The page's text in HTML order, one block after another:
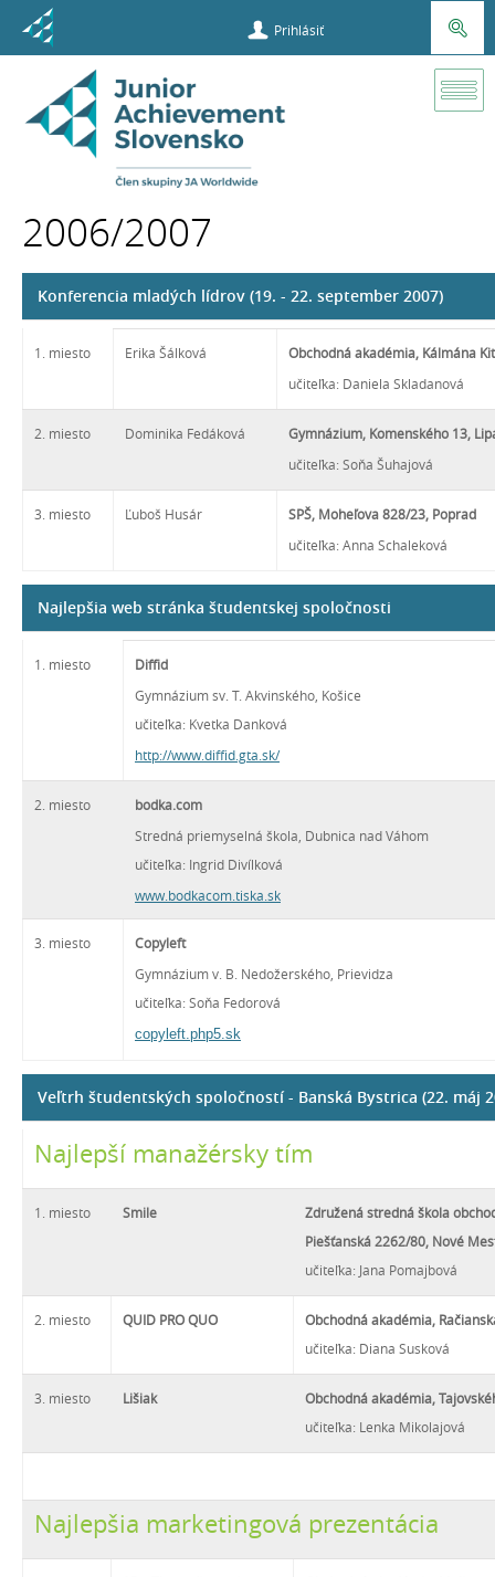
Prihlásiť
2006/2007
2006/2007
Konferencia mladých lídrov (19. - 22. september 2007)
1. miesto Erika Šálková
Obchodná akadémia, Kálmána
učiteľka: Daniela Skladanová
2. miesto Dominika Fedáková
Gymnázium, Komenského 13,
učiteľka: Soňa Šuhajová
3. miesto Ľuboš Husár
SPŠ, Moheľova 828/23, Poprad
učiteľka: Anna Schaleková
Najlepšia web stránka študentskej spoločnosti
1. miesto
Diffid
Gymnázium sv. T. Akvinského, Košice
učiteľka: Kvetka Danková
http://www.diffid.gta.sk/
2. miesto
bodka.com
Stredná priemyselná škola, Dubnica nad Váhom
učiteľka: Ingrid Divílková
www.bodkacom.tiska.sk
3. miesto
Copyleft
Gymnázium v. B. Nedožerského, Prievidza
učiteľka: Soňa Fedorová
copyleft.php5.sk
Veľtrh študentských spoločností - Banská Bystrica (22. máj
Najlepší manažérsky tím
1. miesto Smile
Združená stredná škola
Piešťanská 2262/80, Nové
učiteľka: Jana Pomajbová
2. miesto QUID PRO QUO
Obchodná akadémia,
učiteľka: Diana Susková
3. miesto Lišiak
Obchodná akadémia,
učiteľka: Lenka Mikolajová
Najlepšia marketingová prezentácia